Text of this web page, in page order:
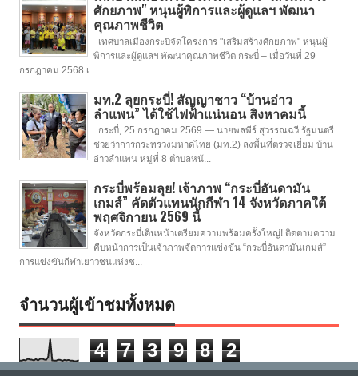
ศักยภาพ" หนุนผู้พิการและผู้ดูแลฯ พัฒนา
คุณภาพชีวิต
เทศบาลเมืองกระบี่จัดโครงการ "เสริมสร้างศักยภาพ" หนุนผู้
พิการและผู้ดูแลฯ พัฒนาคุณภาพชีวิต กระบี่ – เมื่อวันที่ 29
กรกฎาคม 2568 เ...
มท.2 ลุยกระบี่! สัญญาชาว “บ้านอ่าว
ลำแพน” ได้ใช้ไฟฟ้าแน่นอน สิงหาคมนี้
กระบี่, 25 กรกฎาคม 2569 — นายพลพีร์ สุวรรณฉวี รัฐมนตรี
ช่วยว่าการกระทรวงมหาดไทย (มท.2) ลงพื้นที่ตรวจเยี่ยม บ้าน
อ่าวลำแพน หมู่ที่ 8 ตำบลหน้...
กระบี่พร้อมลุย! เจ้าภาพ “กระบี่อันดามัน
เกมส์” คัดตัวแทนนักกีฬา 14 จังหวัดภาคใต้
พฤศจิกายน 2569 นี้
จังหวัดกระบี่เดินหน้าเตรียมความพร้อมครั้งใหญ่! ติดตามความ
คืบหน้าการเป็นเจ้าภาพจัดการแข่งขัน “กระบี่อันดามันเกมส์”
การแข่งขันกีฬาเยาวชนแห่งช...
จำนวนผู้เข้าชมทั้งหมด
4 7 3 9 8 2